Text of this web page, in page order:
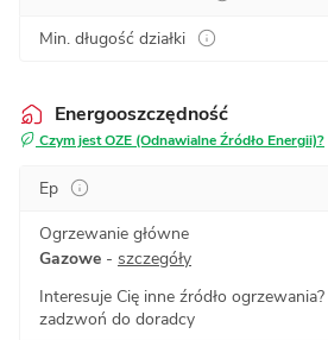
Min. długość działki
Energooszczędność
Czym jest OZE (Odnawialne Źródło Energii)?
Ep
Ogrzewanie główne
Gazowe - szczegóły
Interesuje Cię inne źródło ogrzewania?
zadzwoń do doradcy